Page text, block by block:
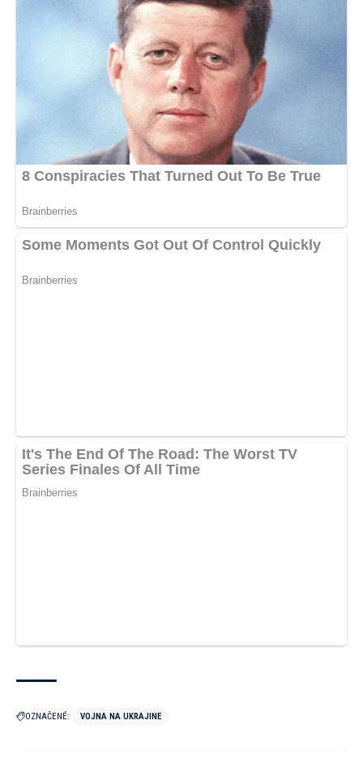
OZNAČENÉ: VOJNA NA UKRAJINE